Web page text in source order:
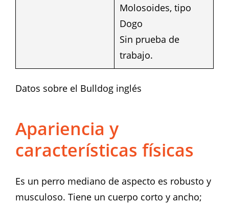
Molosoides, tipo
Dogo
Sin prueba de
trabajo.
Datos sobre el Bulldog inglés
Apariencia y
características físicas
Es un perro mediano de aspecto es robusto y
musculoso. Tiene un cuerpo corto y ancho;